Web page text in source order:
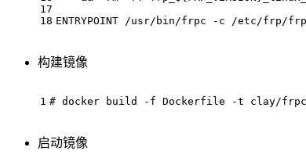
17
18 ENTRYPOINT /usr/bin/frpc -c /etc/frp/
构建镜像
1 # docker build -f Dockerfile -t clay/
启动镜像